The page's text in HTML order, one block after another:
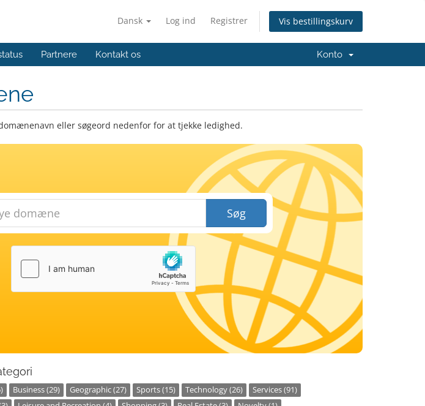
Dansk Log ind Registrer Vis bestillingskurv
Partnere Kontakt os Konto
eller søgeord nedenfor for at tjekke ledighed.
Søg
Business (29) Geographic (27) Sports (15) Technology (26)
Services (91)